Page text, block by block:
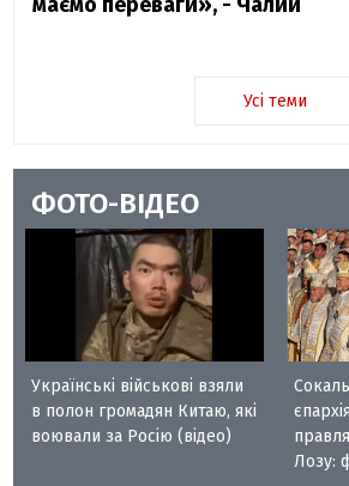
Усі теми
ФОТО-ВІДЕО
Українські військові взяли
в полон громадян Китаю, які
воювали за Росію (відео)
Лозу: